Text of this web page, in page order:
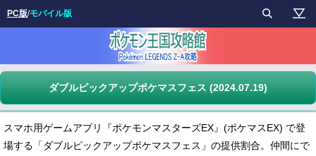
ダブルピックアップポケマスフェス (2024.07.19)
スマホ用ゲームアプリ『ポケモンマスターズEX』(ポケマスEX) で登
場する「ダブルピックアップポケマスフェス」の提供割合。仲間にで
PC版/モバイル版